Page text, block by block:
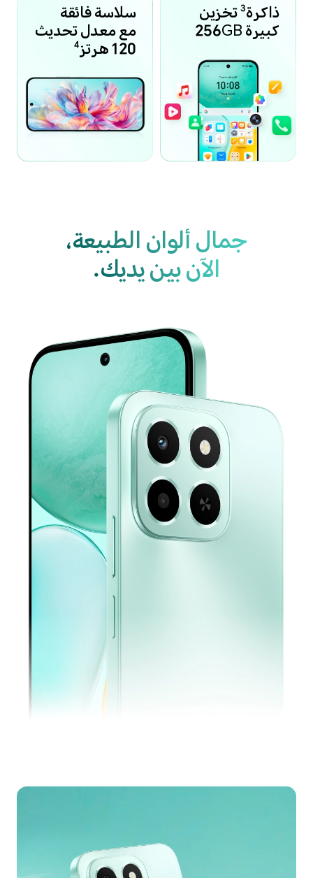
ذاكرة3تخزين
كبيرة 256GB
سلاسة فائقة
مع معدل تحديث
120 هرتز 4
جمال ألوان الطبيعة،
الآن بين يديك.